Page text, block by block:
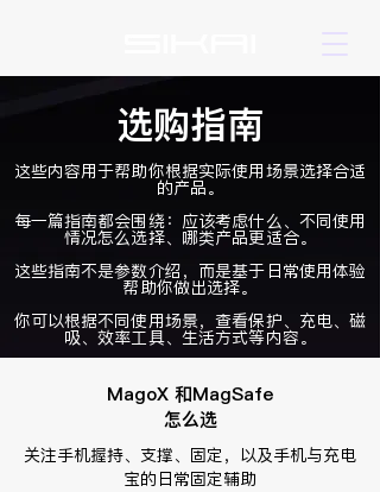
选购指南
这些内容用于帮助你根据实际使用场景选择合适
的产品。
每一篇指南都会围绕：应该考虑什么、不同使用
情况怎么选择、哪类产品更适合。
这些指南不是参数介绍，而是基于日常使用体验
帮助你做出选择。
你可以根据不同使用场景，查看保护、充电、磁
吸、效率工具、生活方式等内容。
MagoX 和MagSafe
怎么选
关注手机握持、支撑、固定，以及手机与充电
宝的日常固定辅助